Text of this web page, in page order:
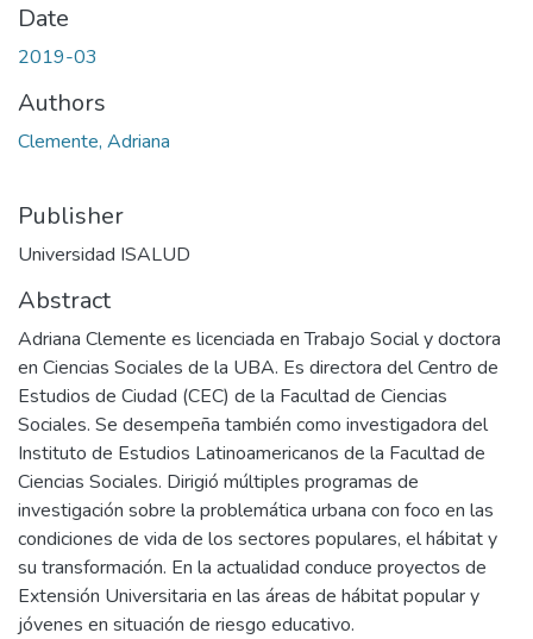
Date
2019-03
Authors
Clemente, Adriana
Publisher
Universidad ISALUD
Abstract
Adriana Clemente es licenciada en Trabajo Social y doctora
en Ciencias Sociales de la UBA. Es directora del Centro de
Estudios de Ciudad (CEC) de la Facultad de Ciencias
Sociales. Se desempeña también como investigadora del
Instituto de Estudios Latinoamericanos de la Facultad de
Ciencias Sociales. Dirigió múltiples programas de
investigación sobre la problemática urbana con foco en las
condiciones de vida de los sectores populares, el hábitat y
su transformación. En la actualidad conduce proyectos de
Extensión Universitaria en las áreas de hábitat popular y
jóvenes en situación de riesgo educativo.